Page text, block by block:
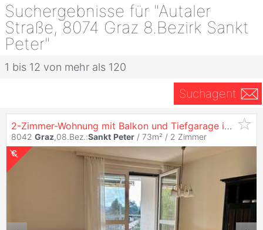
Suchergebnisse für "Autaler
Straße, 8074 Graz 8.Bezirk Sankt
Peter"
1 bis 12 von mehr als 120
Suchagent
2-Zimmer-Wohnung mit Balkon und Tiefgarage in Graz
8042 Graz,08.Bez.:Sankt Peter / 73m² / 2 Zimmer